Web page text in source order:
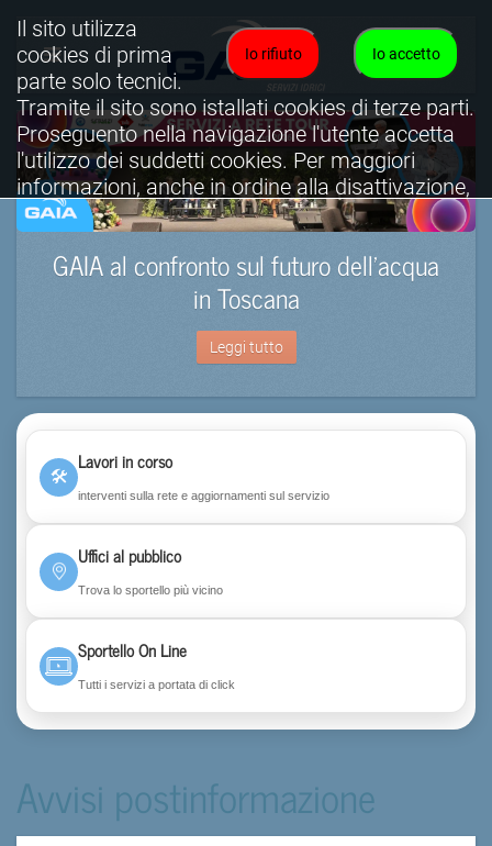
GAIA al confronto sul futuro dell’acqua
in Toscana
Leggi tutto
🛠
Lavori in corso
interventi sulla rete e aggiornamenti sul servizio
Uffici al pubblico
Trova lo sportello più vicino
Sportello On Line
Tutti i servizi a portata di click
Avvisi postinformazione
Io accetto
Io rifiuto
Il sito utilizza
cookies di prima
parte solo tecnici.
Tramite il sito sono istallati cookies di terze parti.
Proseguento nella navigazione l'utente accetta
l'utilizzo dei suddetti cookies. Per maggiori
informazioni, anche in ordine alla disattivazione,
è possibile consultare l'informativa cookies
completa.
Visualizza informativa completa.